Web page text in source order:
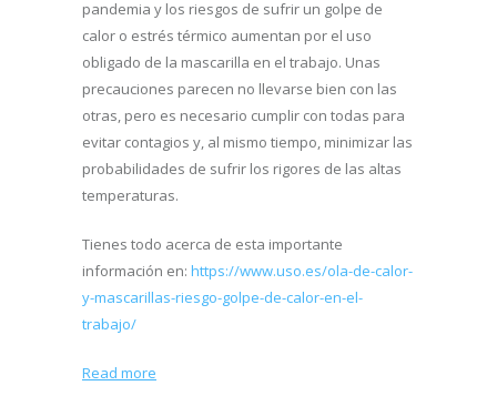
pandemia y los riesgos de sufrir un golpe de
calor o estrés térmico aumentan por el uso
obligado de la mascarilla en el trabajo. Unas
precauciones parecen no llevarse bien con las
otras, pero es necesario cumplir con todas para
evitar contagios y, al mismo tiempo, minimizar las
probabilidades de sufrir los rigores de las altas
temperaturas.
Tienes todo acerca de esta importante
información en: https://www.uso.es/ola-de-calor-
y-mascarillas-riesgo-golpe-de-calor-en-el-
trabajo/
Read more